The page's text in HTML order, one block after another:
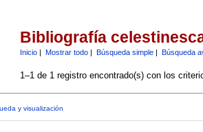
Bibliografía
Inicio| Mostrar todo| Búsqueda simple| Búsqueda
1–1 de 1 registro encontrado(s) con los
y visualización